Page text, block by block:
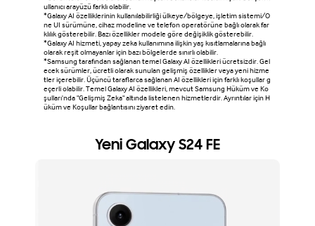
ullanıcı arayüzü farklı olabilir.
*Galaxy AI özelliklerinin kullanılabilirliği ülkeye/bölgeye, işletim sistemi/O
ne UI sürümüne, cihaz modeline ve telefon operatörüne bağlı olarak far
klılık gösterebilir. Bazı özellikler modele göre değişiklik gösterebilir.
*Galaxy AI hizmeti, yapay zeka kullanımına ilişkin yaş kısıtlamalarına bağlı
olarak reşit olmayanlar için bazı bölgelerde sınırlı olabilir.
*Samsung tarafından sağlanan temel Galaxy AI özellikleri ücretsizdir. Gel
ecek sürümler, ücretli olarak sunulan gelişmiş özellikler veya yeni hizme
tler içerebilir. Üçüncü taraflarca sağlanan AI özellikleri için farklı koşullar g
eçerli olabilir. Temel Galaxy AI özellikleri, mevcut Samsung Hüküm ve Ko
şulları'nda "Gelişmiş Zeka" altında listelenen hizmetlerdir. Ayrıntılar için H
üküm ve Koşullar bağlantısını ziyaret edin.
Yeni Galaxy S24 FE